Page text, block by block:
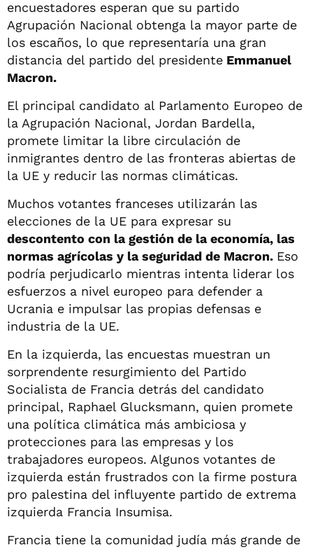
encuestadores esperan que su partido
Agrupación Nacional obtenga la mayor parte de
los escaños, lo que representaría una gran
distancia del partido del presidente Emmanuel
Macron.
El principal candidato al Parlamento Europeo de
la Agrupación Nacional, Jordan Bardella,
promete limitar la libre circulación de
inmigrantes dentro de las fronteras abiertas de
la UE y reducir las normas climáticas.
Muchos votantes franceses utilizarán las
elecciones de la UE para expresar su
descontento con la gestión de la economía, las
normas agrícolas y la seguridad de Macron. Eso
podría perjudicarlo mientras intenta liderar los
esfuerzos a nivel europeo para defender a
Ucrania e impulsar las propias defensas e
industria de la UE.
En la izquierda, las encuestas muestran un
sorprendente resurgimiento del Partido
Socialista de Francia detrás del candidato
principal, Raphael Glucksmann, quien promete
una política climática más ambiciosa y
protecciones para las empresas y los
trabajadores europeos. Algunos votantes de
izquierda están frustrados con la firme postura
pro palestina del influyente partido de extrema
izquierda Francia Insumisa.
Francia tiene la comunidad judía más grande de